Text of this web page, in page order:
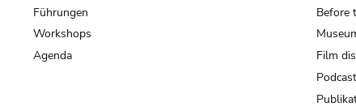
Führungen
Workshops
Agenda
Before
Film